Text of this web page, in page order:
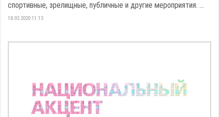
спортивные, зрелищные, публичные и другие мероприятия. ...
18.03.2020 11:13